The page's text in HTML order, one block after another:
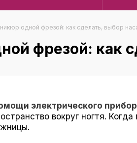
одной фрезой: как сделать, выбор
фрезой: как
электрического
вокруг ногтя.